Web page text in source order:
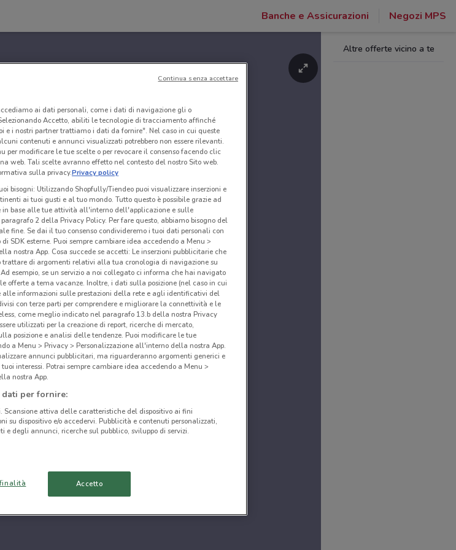
Banche e Assicurazioni Negozi MPS
Altre offerte vicino a te
ai dati personali, come i dati di navigazione gli o
Accetto, abiliti le tecnologie di tracciamento affinché
e i nostri partner trattiamo i dati da fornire". Nel caso in cui queste
contenuti e annunci visualizzati potrebbero non essere rilevanti.
per modificare le tue scelte o per revocare il consenso facendo clic
web. Tali scelte avranno effetto nel contesto del nostro Sito web.
sulla privacy.Privacy policy
bisogni: Utilizzando Shopfully/Tiendeo puoi visualizzare inserzioni e
ai tuoi gusti e al tuo mondo. Tutto questo è possibile grazie ad
base alle tue attività all'interno dell'applicazione e sulle
2 della Privacy Policy. Per fare questo, abbiamo bisogno del
fine. Se dai il tuo consenso condivideremo i tuoi dati personali con
SDK esterne. Puoi sempre cambiare idea accedendo a Menu >
nostra App. Cosa succede se accetti: Le inserzioni pubblicitarie che
trattare di argomenti relativi alla tua cronologia di navigazione su
esempio, se un servizio a noi collegato ci informa che hai navigato
offerte a tema vacanze. Inoltre, i dati sulla posizione (nel caso in cui
alle informazioni sulle prestazioni della rete e agli identificativi del
con terze parti per comprendere e migliorare la connettività e le
come meglio indicato nel paragrafo 13.b della nostra Privacy
utilizzati per la creazione di report, ricerche di mercato,
posizione e analisi delle tendenze. Puoi modificare le tue
a Menu > Privacy > Personalizzazione all'interno della nostra App.
annunci pubblicitari, ma riguarderanno argomenti generici e
interessi. Potrai sempre cambiare idea accedendo a Menu >
nostra App.
per fornire:
Scansione attiva delle caratteristiche del dispositivo ai fini
su dispositivo e/o accedervi. Pubblicità e contenuti personalizzati,
e degli annunci, ricerche sul pubblico, sviluppo di servizi.
Accetto
Continua senza accettare